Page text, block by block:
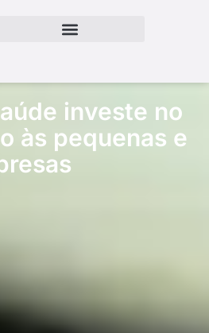
investe no
às pequenas e